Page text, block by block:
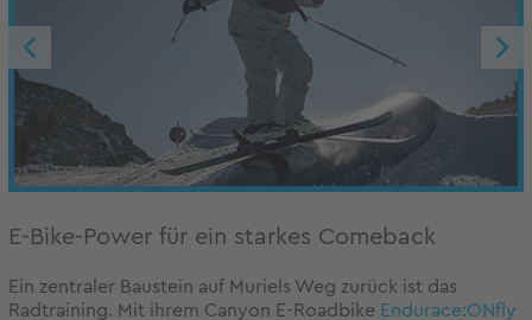
E-Bike-Power für ein starkes Comeback
Ein zentraler Baustein auf Muriels Weg zurück ist das
Radtraining. Mit ihrem Canyon E-Roadbike Endurace:ONfly